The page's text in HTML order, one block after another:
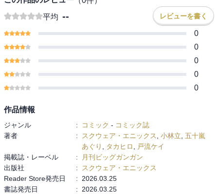
平均 -- レビューを書く
0
0
0
0
0
作品情報
ジャンル : コミック - コミック誌
著者
: スクウェア・エニックス 小林立
五十嵐
あぐり
タカヒロ
戸流ケイ
掲載誌・レーベル
:
月刊ビッグガンガン
出版社
:
スクウェア・エニックス
Reader Store発売日
:
2026.03.25
書誌発売日
:
2026.03.25